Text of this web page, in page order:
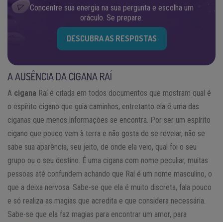
Concentre sua energia na sua pergunta e escolha um
oráculo. Se prepare.
DESCUBRA AS RESPOSTAS
A AUSÊNCIA DA CIGANA RAÍ
A cigana Raí é citada em todos documentos que mostram qual é
o espírito cigano que guia caminhos, entretanto ela é uma das
ciganas que menos informações se encontra. Por ser um espírito
cigano que pouco vem à terra e não gosta de se revelar, não se
sabe sua aparência, seu jeito, de onde ela veio, qual foi o seu
grupo ou o seu destino. É uma cigana com nome peculiar, muitas
pessoas até confundem achando que Raí é um nome masculino, o
que a deixa nervosa. Sabe-se que ela é muito discreta, fala pouco
e só realiza as magias que acredita e que considera necessária.
Sabe-se que ela faz magias para encontrar um amor, para